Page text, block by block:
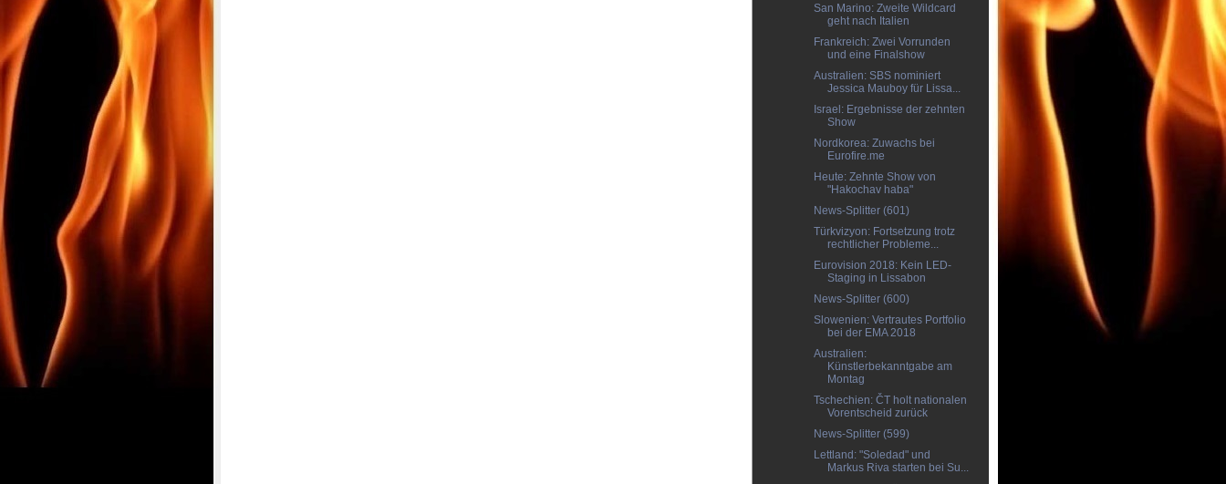
San Marino: Zweite Wildcard
geht nach Italien
Frankreich: Zwei Vorrunden
und eine Finalshow
Australien: SBS nominiert
Jessica Mauboy für Lissa...
Israel: Ergebnisse der zehnten
Show
Nordkorea: Zuwachs bei
Eurofire.me
Heute: Zehnte Show von
"Hakochav haba"
News-Splitter (601)
Türkvizyon: Fortsetzung trotz
rechtlicher Probleme...
Eurovision 2018: Kein LED-
Staging in Lissabon
News-Splitter (600)
Slowenien: Vertrautes Portfolio
bei der EMA 2018
Australien:
Künstlerbekanntgabe am
Montag
Tschechien: ČT holt nationalen
Vorentscheid zurück
News-Splitter (599)
Lettland: "Soledad" und
Markus Riva starten bei Su...